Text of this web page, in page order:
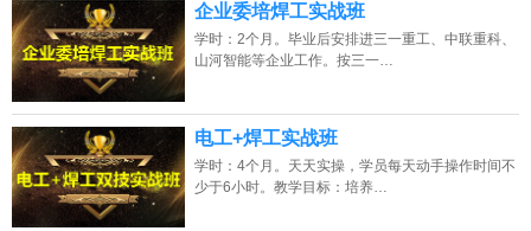
企业委培焊工实战班
学时：2个月。毕业后安排进三一重工、中联重科、
山河智能等企业工作。按三一…
电工+焊工实战班
学时：4个月。天天实操，学员每天动手操作时间不
少于6小时。教学目标：培养…